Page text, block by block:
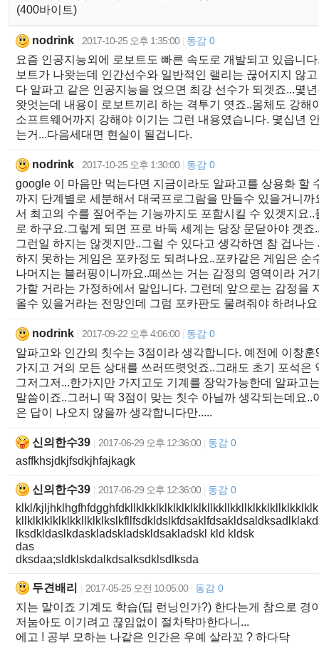
(400바이트)
nodrink 2017-10-25 오후 1:35:00 동감 0
요즘 인공지능외에 로보트도 빠른 속도로 개발되고 있읍니
보트가 나왓는데 인간선수와 일반적인 랠리는 끊어지지 않
다 알파고 같은 인공지능을 얹으면 최강 선수가 되겟죠...몇
왓엇는데 내용이 로보트끼리 하는 격투기 엿죠..몸체도 강해
소프트웨어까지 강해야 이기는 그런 내용였습니다. 몇십년
는거...다음세대면 현실이 될겁니다.
nodrink 2017-10-25 오후 1:30:00 동감 0
google 이 마음만 먹는다면 지금이라도 알파고를 상용화 할
까지 단계별로 세분해서 대국프로그람을 만들수 있을거니
서 최고의 수를 짚어주는 기능까지도 포함시킬 수 있겟지요
로 하구요.그렇게 되면 프로 바둑 세계는 당장 문닫아야 겟
그런일 하지는 않겟지만..그럴 수 있다고 생각하면 참 겁나
하지 못하는 게임은 포카정도 되려나요..포카같은 게임은 순
나머지는 블러핑이니까요..떼쓰는 거는 감정의 영역이라 거
가할 거라는 가정하에서 말입니다. 그런데 앞으로는 감정을
올수 있을거라는 전망인데 그럼 포카판도 물려줘야 하려나요
nodrink 2017-09-22 오후 4:06:00 동감 0
알파고와 인간의 칫수는 3점이라 생각합니다. 예전에 이창
가지고 거의 모든 상대를 쓰러뜨렷엇죠..그래도 초기 포석은
그저그저...한가지만 가지고도 기계를 장악가능한데 알파고
말씀이죠..그러니 딱 3점이 맞는 칫수 아닐까 생각되는데요..
은 답이 나오지 않을까 생각합니다만.....
신의한수39 2017-06-29 오후 12:36:00 동감 0
asffkhsjdkjfsdkjhfajkagk
신의한수39 2017-06-29 오후 12:36:00 동감 0
klkl/
lksdkldaslkdaskladskladskldsakladskl kld kldsk
das
dksdaa;sldklskdalkdsalksdklsdlksda
두견배리 2017-05-25 오전 10:05:00 동감 0
지는 말이죠 기계도 학습(딥 런닝인가?) 한다는게 참으로 경
저눔아도 이기려고 끊임없이 절차탁마한다니...
에고 ! 공부 모하는 나같은 인간은 우예 살라꼬 ? 하다닥